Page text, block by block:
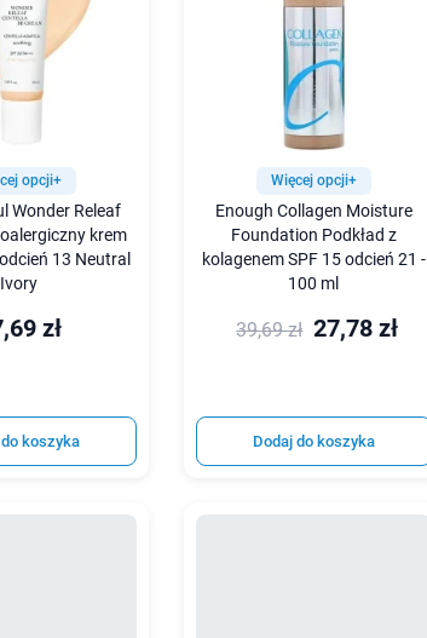
opcji+
Wonder Releaf
krem
13 Neutral
Ivory
zł
koszyka
Więcej opcji+
Enough Collagen Moisture
Foundation Podkład z
kolagenem SPF 15 odcień 21 -
100 ml
39,69 zł 27,78 zł
Dodaj do koszyka